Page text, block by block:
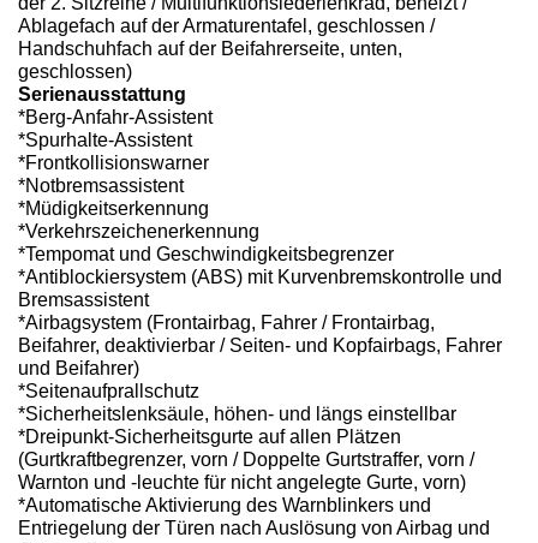
Ablagefach auf der Armaturentafel, geschlossen /
Handschuhfach auf der Beifahrerseite, unten,
geschlossen)
Serienausstattung
*Berg-Anfahr-Assistent
*Spurhalte-Assistent
*Frontkollisionswarner
*Notbremsassistent
*Müdigkeitserkennung
*Verkehrszeichenerkennung
*Tempomat und Geschwindigkeitsbegrenzer
*Antiblockiersystem (ABS) mit Kurvenbremskontrolle und
Bremsassistent
*Airbagsystem (Frontairbag, Fahrer / Frontairbag,
Beifahrer, deaktivierbar / Seiten- und Kopfairbags, Fahrer
und Beifahrer)
*Seitenaufprallschutz
*Sicherheitslenksäule, höhen- und längs einstellbar
*Dreipunkt-Sicherheitsgurte auf allen Plätzen
(Gurtkraftbegrenzer, vorn / Doppelte Gurtstraffer, vorn /
Warnton und -leuchte für nicht angelegte Gurte, vorn)
*Automatische Aktivierung des Warnblinkers und
Entriegelung der Türen nach Auslösung von Airbag und